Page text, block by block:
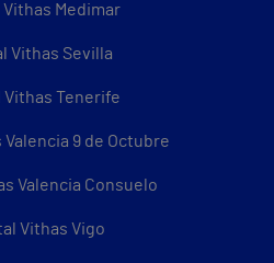
Medimar
Vithas Sevilla
Vithas Tenerife
9 de Octubre
Valencia Consuelo
Vithas Vigo